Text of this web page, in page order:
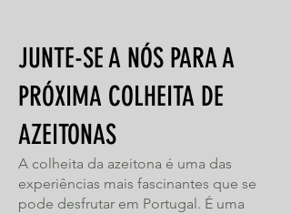
JUNTE-SE A NÓS PARA A
PRÓXIMA COLHEITA DE
AZEITONAS
A colheita da azeitona é uma das
experiências mais fascinantes que se
pode desfrutar em Portugal. É uma